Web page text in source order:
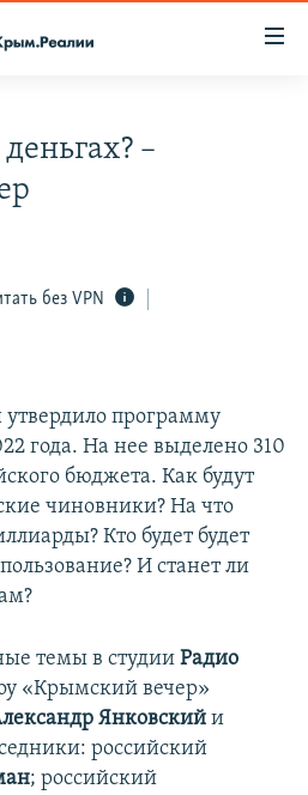
КРЫМА
11 ИСТОРИЙ СОПРОТИВЛЕНИЯ
–
без VPN
утвердило программу
года. На нее выделено 310
бюджета. Как будут
чиновники? На что
Кто будет будет
И станет ли
темы в студии Радио
«Крымский вечер»
Янковский и
российский
; российский